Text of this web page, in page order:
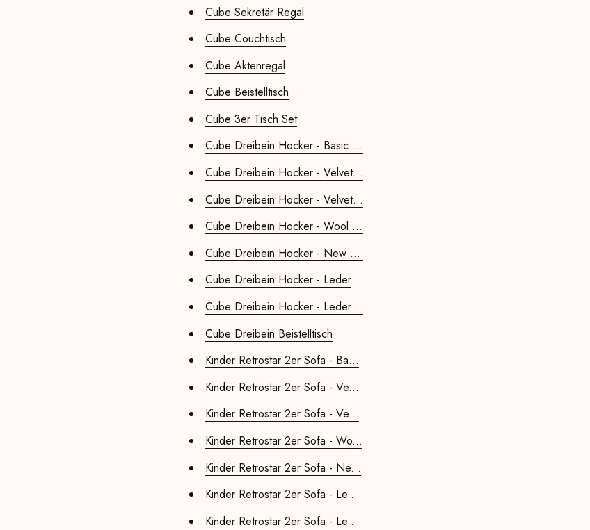
Cube Sekretär Regal
Cube Couchtisch
Cube Aktenregal
Cube Beistelltisch
Cube 3er Tisch Set
Cube Dreibein Hocker - Basic L...
Cube Dreibein Hocker - Velvet ...
Cube Dreibein Hocker - Velvet ...
Cube Dreibein Hocker - Wool Li...
Cube Dreibein Hocker - New Lif...
Cube Dreibein Hocker - Leder
Cube Dreibein Hocker - Leder P...
Cube Dreibein Beistelltisch
Kinder Retrostar 2er Sofa - Ba...
Kinder Retrostar 2er Sofa - Ve...
Kinder Retrostar 2er Sofa - Ve...
Kinder Retrostar 2er Sofa - Wo...
Kinder Retrostar 2er Sofa - Ne...
Kinder Retrostar 2er Sofa - Le...
Kinder Retrostar 2er Sofa - Le...